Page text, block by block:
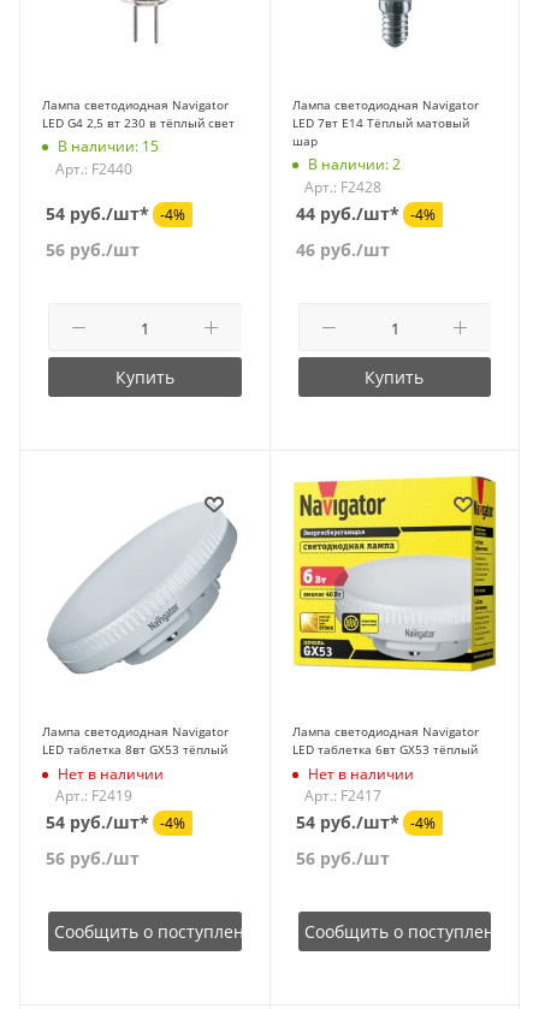
Лампа светодиодная Navigator
LED G4 2,5 вт 230 в тёплый свет
В наличии: 15
Арт.: F2440
54 руб./шт* -4%
56 руб./шт
Купить
Лампа светодиодная Navigator
LED 7вт E14 Тёплый матовый
шар
В наличии: 2
Арт.: F2428
44 руб./шт* -4%
46руб./шт
Купить
Лампа светодиодная Navigator
LED таблетка 8вт GX53 тёплый
Нет в наличии
Арт.: F2419
54 руб./шт* -4%
56 руб./шт
Сообщить о поступлении
Лампа светодиодная Navigator
LED таблетка 6вт GX53 тёплый
Нет в наличии
Арт.: F2417
54 руб./шт* -4%
56руб./шт
Сообщить о поступлении